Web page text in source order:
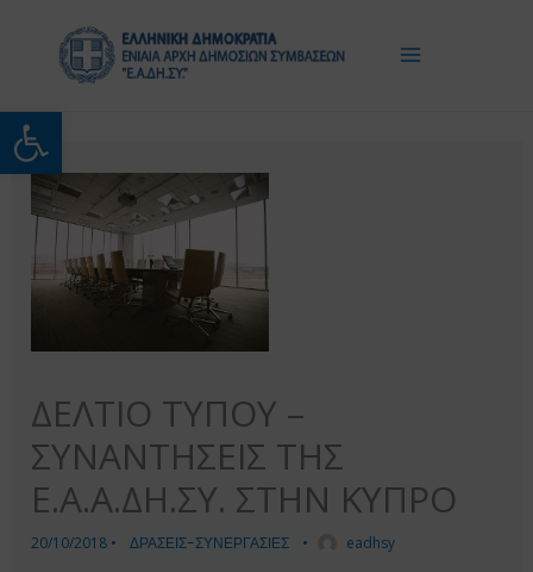
Ανοίξτε τη γραμμή
περιεχόμενο
ΔΕΛΤΙΟ ΤΥΠΟΥ –
ΣΥΝΑΝΤΗΣΕΙΣ ΤΗΣ
Ε.Α.Α.ΔΗ.ΣΥ. ΣΤΗΝ ΚΥΠΡΟ
20/10/2018 • ΔΡΑΣΕΙΣ-ΣΥΝΕΡΓΑΣΙΕΣ • eadhsy